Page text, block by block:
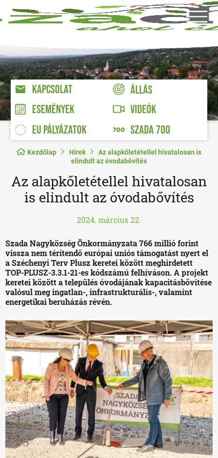
KAPCSOLAT
ÁLLÁS
ESEMÉNYEK
VIDEÓK
EU PÁLYÁZATOK
SZADA 700
Kezdőlap Hírek
Az alapkőletétellel hivatalosan is
elindult az óvodabővítés
Az alapkőletétellel hivatalosan
is elindult az óvodabővítés
2024. március 22.
Szada Nagyközség Önkormányzata 766 millió forint
vissza nem térítendő európai uniós támogatást nyert el
a Széchenyi Terv Plusz keretei között meghirdetett
TOP-PLUSZ-3.3.1-21-es kódszámú felhíváson. A projekt
keretei között a település óvodájának kapacitásbővítése
valósul meg ingatlan-, infrastrukturális-, valamint
energetikai beruházás révén.